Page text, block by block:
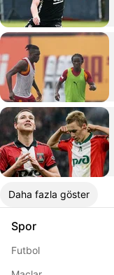
Daha fazla göster
Spor
Futbol